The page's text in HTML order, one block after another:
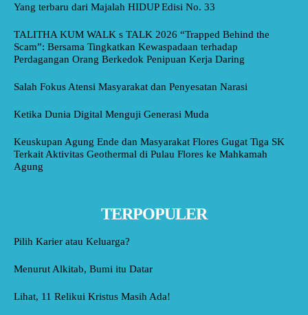
Yang terbaru dari Majalah HIDUP Edisi No. 33
TALITHA KUM WALK s TALK 2026 “Trapped Behind the
Scam”: Bersama Tingkatkan Kewaspadaan terhadap
Perdagangan Orang Berkedok Penipuan Kerja Daring
Salah Fokus Atensi Masyarakat dan Penyesatan Narasi
Ketika Dunia Digital Menguji Generasi Muda
Keuskupan Agung Ende dan Masyarakat Flores Gugat Tiga SK
Terkait Aktivitas Geothermal di Pulau Flores ke Mahkamah
Agung
TERPOPULER
Pilih Karier atau Keluarga?
Menurut Alkitab, Bumi itu Datar
Lihat, 11 Relikui Kristus Masih Ada!